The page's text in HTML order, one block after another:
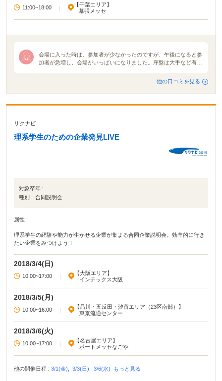
11:00~18:00 |
【千葉エリア】
幕張メッセ
会場に入った時は、参加者が少なかったのですが、午後になると参
加者が急増し、会場がいっぱいになりました。序盤は大手など有名
ースも賑わっていました。メモを熱心にとっている学生や企業の人
事に質問する学生など真面目で積極的な学生が多く見られました。
企業の説明は２０分から３０分と短い時間しかないので、企業のホ
めになるかもしれません。
他の口コミを見る
リクナビ
理系学生のための企業発見LIVE
対象卒年 :
種別 : 合同説明会
属性 :
理系学生の経験や能力が生かせる企業が集まる合同企業説明会。効率的に行き
たい企業をみつけよう！
2018/3/4(日)
10:00~17:00 |
【大阪エリア】
インテックス大阪
2018/3/5(月)
10:00~16:00 |
【品川・五反田・汐留エリア（23区南部）】
東京流通センター
2018/3/6(火)
10:00~17:00 |
【名古屋エリア】
ポートメッセなごや
他の開催日程 : 3/1(金), 3/3(日), 3/6(水) もっと見る